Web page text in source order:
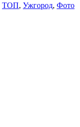
ТОП, Ужгород, Фото